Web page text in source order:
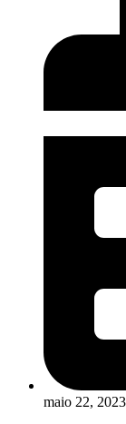
maio 22, 2023